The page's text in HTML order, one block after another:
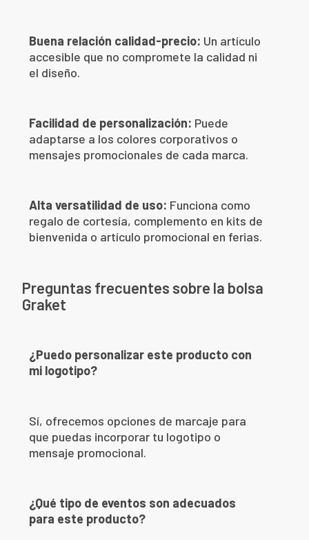
Buena relación calidad-precio: Un artículo
accesible que no compromete la calidad ni
el diseño.
Facilidad de personalización: Puede
adaptarse a los colores corporativos o
mensajes promocionales de cada marca.
Alta versatilidad de uso: Funciona como
regalo de cortesía, complemento en kits de
bienvenida o artículo promocional en ferias.
Preguntas frecuentes sobre la bolsa
Graket
¿Puedo personalizar este producto con
mi logotipo?
Sí, ofrecemos opciones de marcaje para
que puedas incorporar tu logotipo o
mensaje promocional.
¿Qué tipo de eventos son adecuados
para este producto?